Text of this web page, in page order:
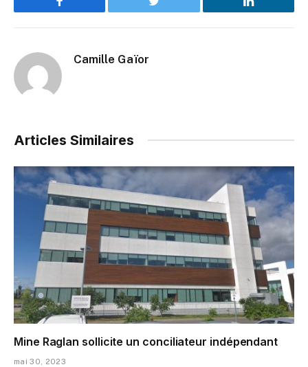
Facebook Twitter LinkedIn
Camille Gaïor
Articles Similaires
Mine Raglan sollicite un conciliateur indépendant
mai 30, 2023